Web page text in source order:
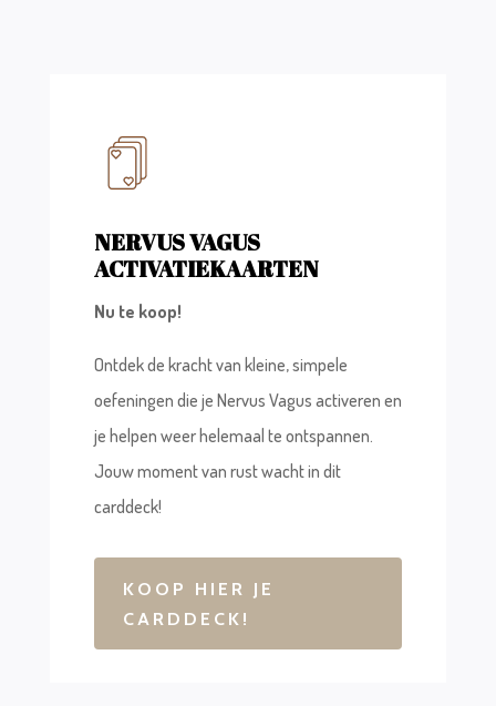
NERVUS VAGUS
ACTIVATIEKAARTEN
Nu te koop!
Ontdek de kracht van kleine, simpele
oefeningen die je Nervus Vagus activeren en
je helpen weer helemaal te ontspannen.
Jouw moment van rust wacht in dit
carddeck!
KOOP HIER JE
CARDDECK!